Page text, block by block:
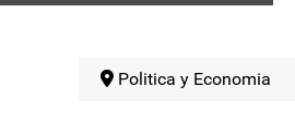
Politica y Economia